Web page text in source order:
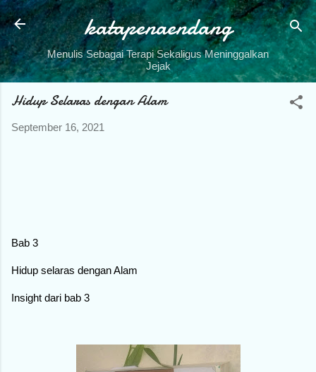
Skip to main content
katapenaendang
Menulis Sebagai Terapi Sekaligus Meninggalkan
Jejak
Hidup Selaras dengan Alam
September 16, 2021
Bab 3
Hidup selaras dengan Alam
Insight dari bab 3